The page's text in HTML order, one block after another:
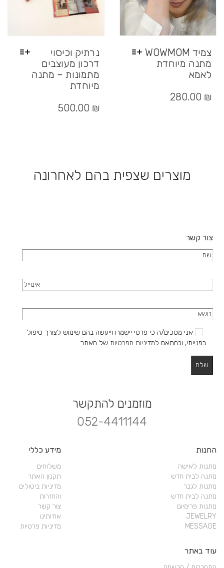
נרתיק וכיסוי
דרכון מעוצבים
מתמונות – מתנה
מיוחדת
זה
האפשרויות
500.00 ₪
צמיד WOWMOM
מתנה מיוחדת
לאמא
זה 280.00 ₪
מוצרים שצפית בהם לאחרונה
צור קשר
אני מסכים/ה כי פרטי יישמרו וייעשה בהם שימוש לצורך טיפול
בפנייתי, ובהתאם למדיניות הפרטיות של האתר.
מוזמנים להתקשר
052-4411144
החנות
מתנות לאישה
מתנה לבית חדש
מתנות לגבר
מתנה לבית חדש
מתנות פרימיום
JEWELRY
MESSAGE
מידע כללי
משלוחים
תקנון האתר
מדיניות ביטולים
והחזרות
צור קשר
אודותינו
מדיניות פרטיות
עוד באתר